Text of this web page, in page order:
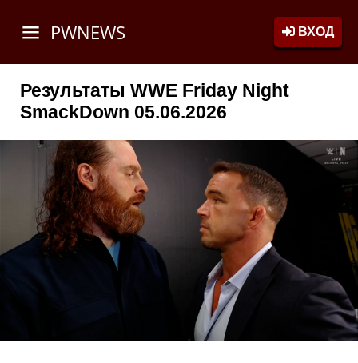
PWNEWS ВХОД
Результаты WWE Friday Night
SmackDown 05.06.2026